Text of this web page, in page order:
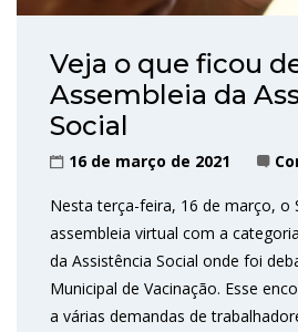
Veja o que ficou
Assembleia da
Social
16 de março de 2021
Nesta terça-feira, 16 de março, o
assembleia virtual com a
da Assistência Social onde foi
Municipal de Vacinação. Esse
a várias demandas de